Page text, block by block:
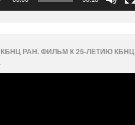
РАН. ФИЛЬМ К 25-ЛЕТИЮ КБНЦ